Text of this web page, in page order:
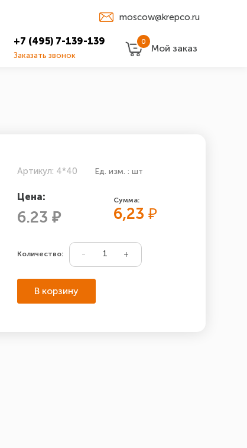
moscow@krepco.ru
+7 (495) 7-139-139
Заказать звонок
0
Мой заказ
Артикул: 4*40 Ед. изм. : шт
Цена:
6.23 ₽
Сумма:
6,23₽
Количество:
В корзину